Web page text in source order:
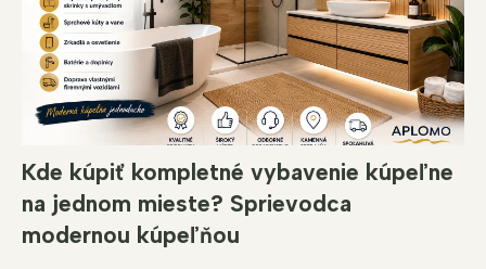
Kde kúpiť kompletné vybavenie kúpeľne
na jednom mieste? Sprievodca
modernou kúpeľňou